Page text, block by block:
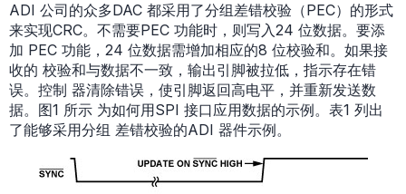
ADI 公司的众多DAC 都采用了分组差错校验（PEC）的形式
来实现CRC。不需要PEC 功能时，则写入24 位数据。要添
加 PEC 功能，24 位数据需增加相应的8 位校验和。如果接
收的 校验和与数据不一致，输出引脚被拉低，指示存在错
误。控制 器清除错误，使引脚返回高电平，并重新发送数
据。图1 所示 为如何用SPI 接口应用数据的示例。表1 列出
了能够采用分组 差错校验的ADI 器件示例。